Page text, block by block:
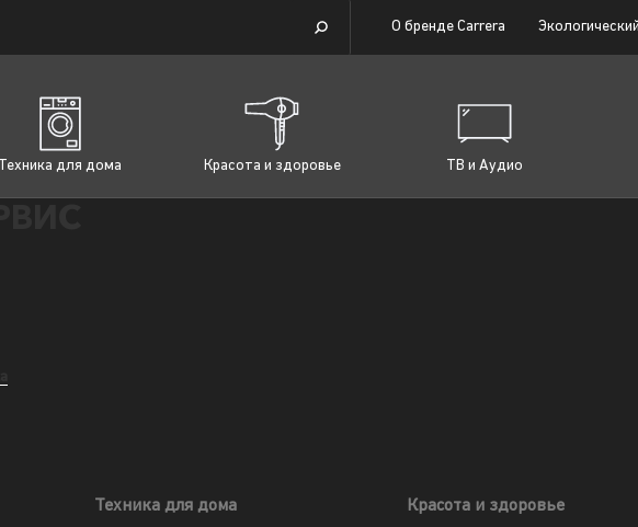
О бренде Carrera
Техника для дома Красота и здоровье ТВ и Аудио
Техника для дома Красота и здоровье